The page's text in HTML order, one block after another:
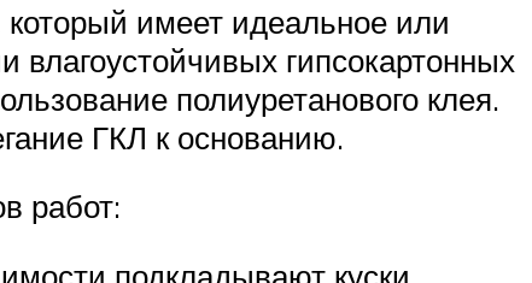
который имеет идеальное или
влагоустойчивых гипсокартонных
полиуретанового клея.
ГКЛ к основанию.
работ: